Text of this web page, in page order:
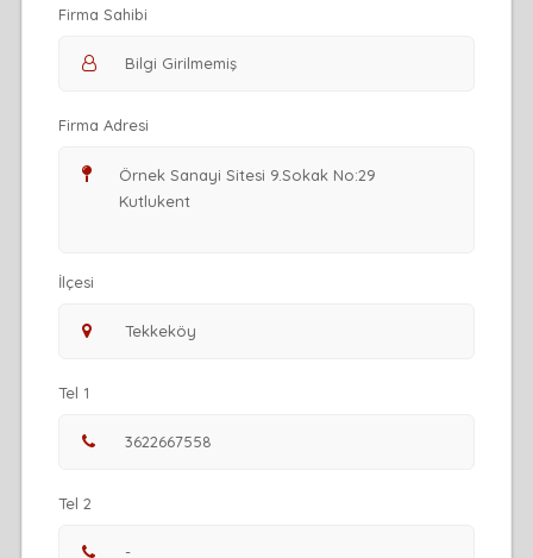
Firma Sahibi
Firma Adresi
İlçesi
Tel 1
Tel 2